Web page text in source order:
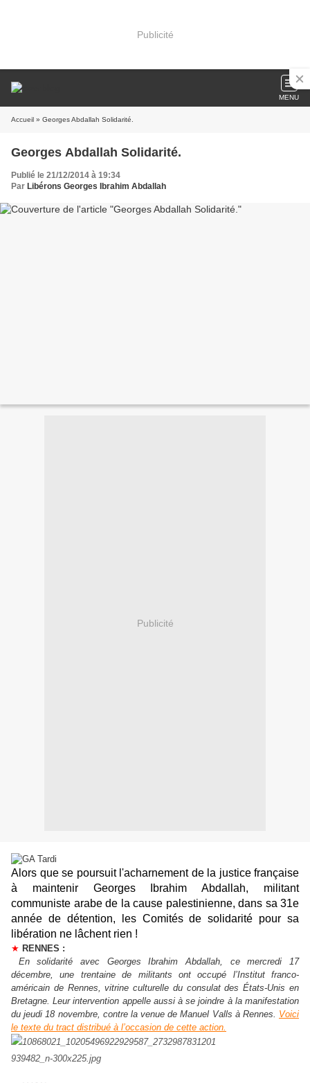
Publicité
MENU
Accueil » Georges Abdallah Solidarité.
Georges Abdallah Solidarité.
Publié le 21/12/2014 à 19:34
Par Libérons Georges Ibrahim Abdallah
Publicité
Alors que se poursuit l'acharnement de la justice française
à maintenir Georges Ibrahim Abdallah, militant
communiste arabe de la cause palestinienne, dans sa 31e
année de détention, les Comités de solidarité pour sa
libération ne lâchent rien !
★ RENNES :
En solidarité avec Georges Ibrahim Abdallah, ce mercredi 17
décembre, une trentaine de militants ont occupé l’Institut franco-
américain de Rennes, vitrine culturelle du consulat des États-Unis en
Bretagne. Leur intervention appelle aussi à se joindre à la manifestation
du jeudi 18 novembre, contre la venue de Manuel Valls à Rennes. Voici
le texte du tract distribué à l’occasion de cette action.